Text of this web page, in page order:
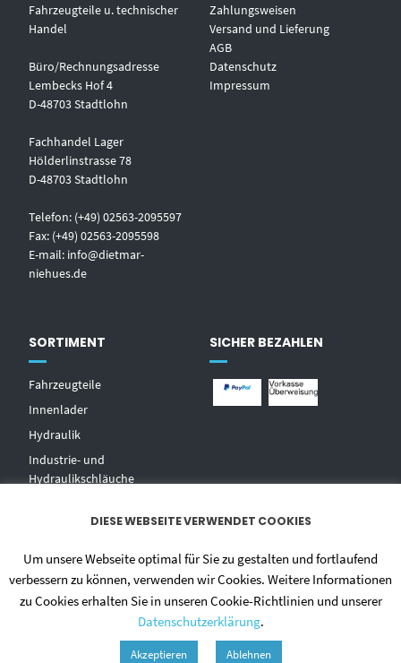
Fahrzeugteile u. technischer
Handel
Büro/Rechnungsadresse
Lembecks Hof 4
D-48703 Stadtlohn
Fachhandel Lager
Hölderlinstrasse 78
D-48703 Stadtlohn
Telefon: (+49) 02563-2095597
Fax: (+49) 02563-2095598
E-mail: info@dietmar-
niehues.de
Zahlungsweisen
Versand und Lieferung
AGB
Datenschutz
Impressum
SORTIMENT
Fahrzeugteile
Innenlader
Hydraulik
Industrie- und
Hydraulikschläuche
Zentralschmierungen
Hochdruckwaschgeräte und
SICHER BEZAHLEN
DIESE WEBSEITE VERWENDET COOKIES
Um unsere Webseite optimal für Sie zu gestalten und fortlaufend
verbessern zu können, verwenden wir Cookies. Weitere Informationen
zu Cookies erhalten Sie in unseren Cookie-Richtlinien und unserer
Datenschutzerklärung.
Akzeptieren Ablehnen